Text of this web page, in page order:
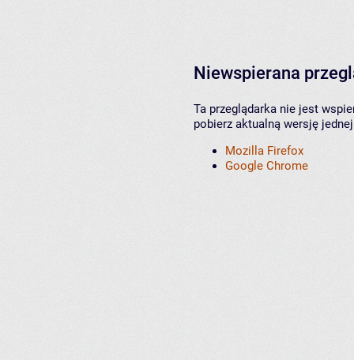
Niewspierana
Ta przeglądarka nie jest
pobierz aktualną wersję
Mozilla Firefox
Google Chrome